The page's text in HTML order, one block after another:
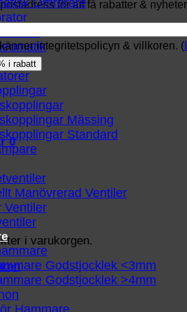
för att få rabatter &
integritetspolicyn & villkoren. (
0
i varukorgen.
Omrörare
Mässing
Standard
Manövrerad Ventiler
Ventiler
Godstjocklek <3mm
Godstjocklek >4mm